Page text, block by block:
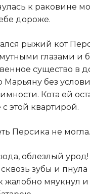
к раковине
дороже.
рыжий кот
глазами и
существо в
Марьяну без
Кота ей
этой квартирой.
Персика не могла.
облезлый урод!
зубы и пнула
жалобно мяукнул и